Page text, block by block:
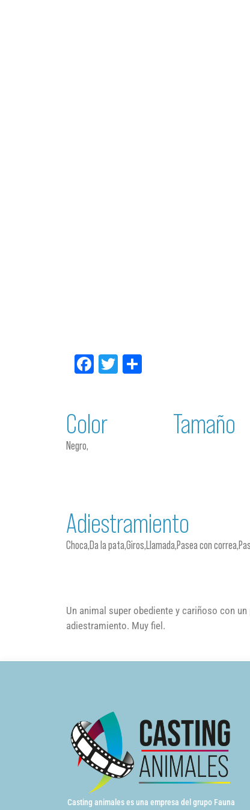
Facebook
Twitter
Color
Negro,
Tamaño
Adiestramiento
Choca,Da la pata,Giros,Llamada,Pasea con
Un animal super obediente y cariñoso con
adiestramiento. Muy fiel.
Casting animales es una empresa del grupo Fauna